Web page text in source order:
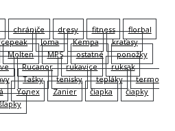
chrániče dresy fitness
florbal
Joma Kempa
kraťasy
Molten MPS ostatné
ponožky
Rucanor rukavice
ruksak
Tašky tenisky tepláky
termo
Yonex Zanier čiapka
čiapky